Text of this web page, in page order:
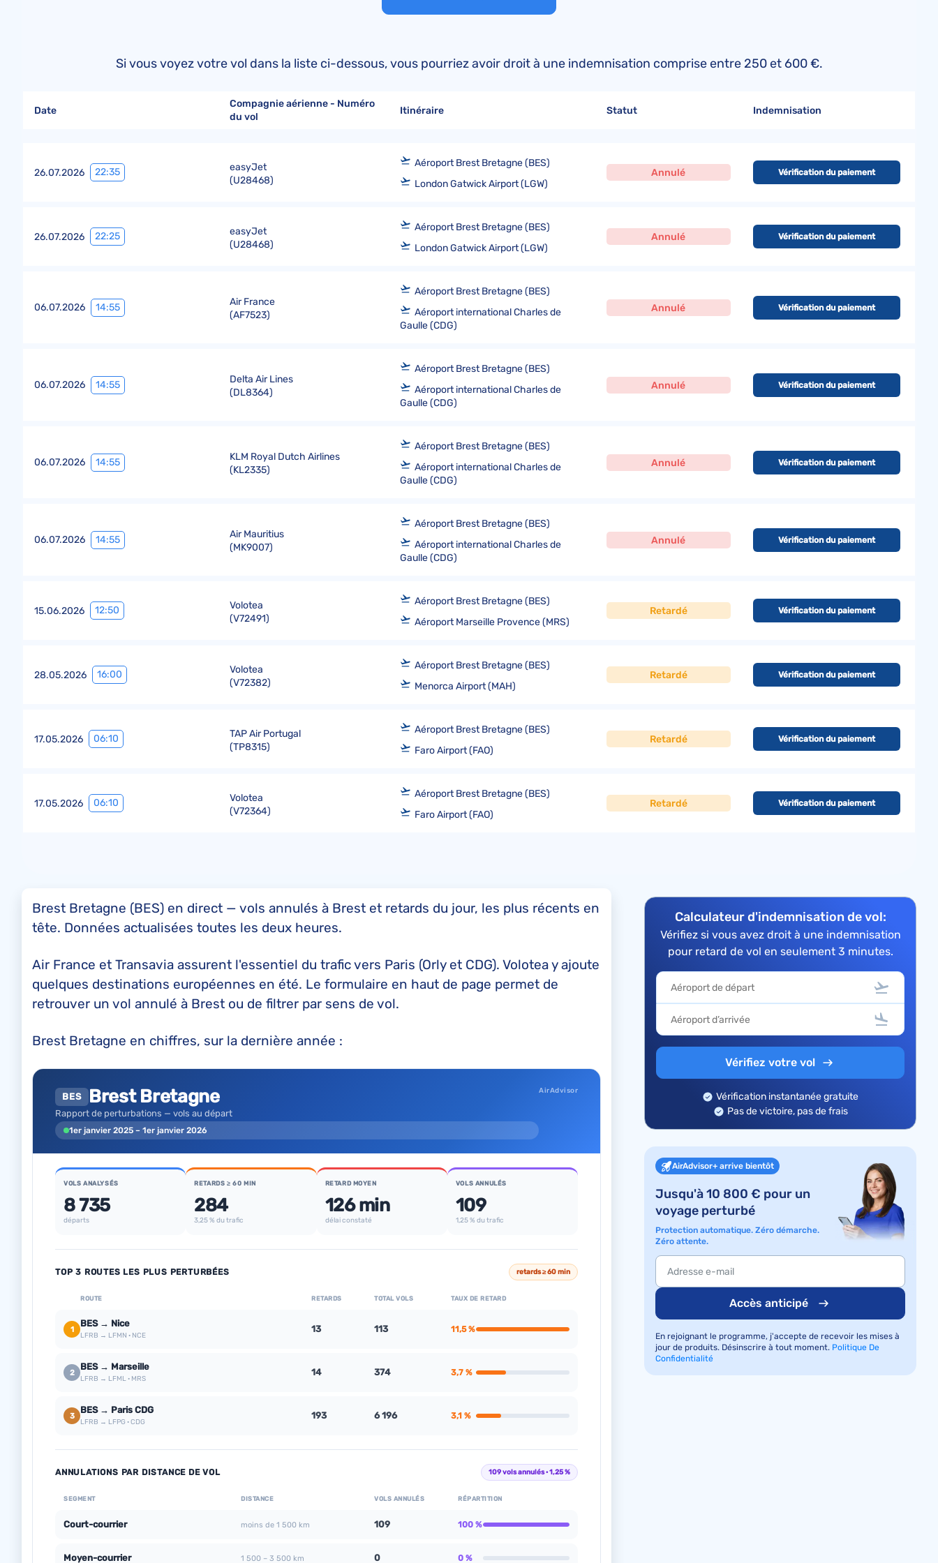
Réclamations TAP Air Portugal
Avis KLM
Si vous voyez votre vol dans la liste ci-dessous, vous pourriez avoir droit à une indemnisation comprise entre 250 et 600 €.
Date
Compagnie aérienne - Numéro
du vol
Itinéraire Statut Indemnisation
26.07.2026 22:35
easyJet
(U28468)
Aéroport Brest Bretagne (BES)
London Gatwick Airport (LGW)
Annulé Vérification du paiement
26.07.2026 22:25
easyJet
(U28468)
Aéroport Brest Bretagne (BES)
London Gatwick Airport (LGW)
Annulé Vérification du paiement
06.07.2026 14:55
Air France
(AF7523)
Aéroport Brest Bretagne (BES)
Aéroport international Charles de
Gaulle (CDG)
Annulé Vérification du paiement
06.07.2026 14:55
Delta Air Lines
(DL8364)
Aéroport Brest Bretagne (BES)
Aéroport international Charles de
Gaulle (CDG)
Annulé Vérification du paiement
06.07.2026 14:55
KLM Royal Dutch Airlines
(KL2335)
Aéroport Brest Bretagne (BES)
Aéroport international Charles de
Gaulle (CDG)
Annulé Vérification du paiement
06.07.2026 14:55
Air Mauritius
(MK9007)
Aéroport Brest Bretagne (BES)
Aéroport international Charles de
Gaulle (CDG)
Annulé Vérification du paiement
15.06.2026 12:50
Volotea
(V72491)
Aéroport Brest Bretagne (BES)
Aéroport Marseille Provence (MRS)
Retardé Vérification du paiement
28.05.2026 16:00
Volotea
(V72382)
Aéroport Brest Bretagne (BES)
Menorca Airport (MAH)
Retardé Vérification du paiement
17.05.2026 06:10
TAP Air Portugal
(TP8315)
Aéroport Brest Bretagne (BES)
Faro Airport (FAO)
Retardé Vérification du paiement
17.05.2026 06:10
Volotea
(V72364)
Aéroport Brest Bretagne (BES)
Faro Airport (FAO)
Retardé Vérification du paiement
Brest Bretagne (BES) en direct — vols annulés à Brest et retards du jour, les plus récents en
tête. Données actualisées toutes les deux heures.
Air France et Transavia assurent l'essentiel du trafic vers Paris (Orly et CDG). Volotea y ajoute
quelques destinations européennes en été. Le formulaire en haut de page permet de
retrouver un vol annulé à Brest ou de filtrer par sens de vol.
Brest Bretagne en chiffres, sur la dernière année :
BES Brest Bretagne
Rapport de perturbations — vols au départ
1er janvier 2025 – 1er janvier 2026
AirAdvisor
VOLS ANALYSÉS
8 735
départs
RETARDS ≥ 60 MIN
284
3,25 % du trafic
RETARD MOYEN
126 min
délai constaté
VOLS ANNULÉS
109
1,25 % du trafic
TOP 3 ROUTES LES PLUS PERTURBÉES retards ≥ 60 min
ROUTE RETARDS TOTAL VOLS TAUX DE RETARD
1
BES → Nice
LFRB → LFMN · NCE
13 113 11,5 %
2
BES → Marseille
LFRB → LFML · MRS
14 374 3,7 %
3
BES → Paris CDG
LFRB → LFPG · CDG
193 6 196 3,1 %
ANNULATIONS PAR DISTANCE DE VOL 109 vols annulés · 1,25 %
SEGMENT DISTANCE VOLS ANNULÉS RÉPARTITION
Court-courrier moins de 1 500 km 109 100 %
Moyen-courrier 1 500 – 3 500 km 0 0 %
Calculateur d'indemnisation de vol:
Vérifiez si vous avez droit à une indemnisation
pour retard de vol en seulement 3 minutes.
Vérifiez votre vol
Vérification instantanée gratuite
Pas de victoire, pas de frais
AirAdvisor+ arrive bientôt
Jusqu'à 10 800 € pour un
voyage perturbé
Protection automatique. Zéro démarche.
Zéro attente.
Accès anticipé
En rejoignant le programme, j'accepte de recevoir les mises à
jour de produits. Désinscrire à tout moment. Politique De
Confidentialité